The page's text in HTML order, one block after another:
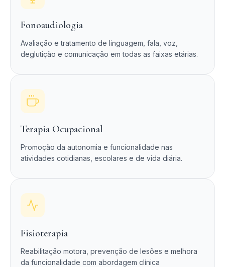
Fonoaudiologia
Avaliação e tratamento de linguagem, fala, voz,
deglutição e comunicação em todas as faixas etárias.
Terapia Ocupacional
Promoção da autonomia e funcionalidade nas
atividades cotidianas, escolares e de vida diária.
Fisioterapia
Reabilitação motora, prevenção de lesões e melhora
da funcionalidade com abordagem clínica